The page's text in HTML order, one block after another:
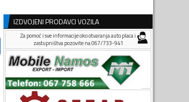
IZDVOJENI PRODAVCI VOZILA
Za pomoć i sve informacije oko otvaranja auto placa i
zastupništva pozovite na 067/733-941